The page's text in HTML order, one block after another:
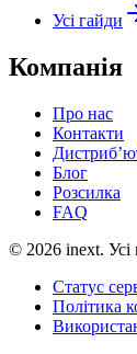
Усі гайди
Компанія
Про нас
Контакти
Блог
Розсилка
FAQ
© 2026 inext.
Статус
Політика